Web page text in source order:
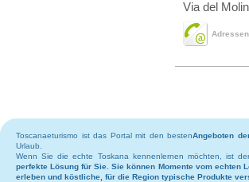
Via del
Toscanaeturismo ist das Portal mit den bestenAngeboten
Urlaub.
Wenn Sie die echte Toskana kennenlernen möchten, ist der
perfekte Lösung für Sie. Sie können Momente vom echten
erleben und köstliche, für die Region typische Produkte